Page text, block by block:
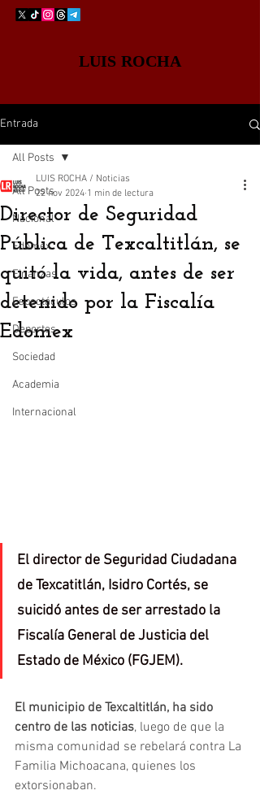
LUIS ROCHA
Entrada
All Posts
Nacional
Edomex
Finanzas
Espectáculos
Deportes
Sociedad
Academia
Internacional
All Posts
Director de Seguridad
Pública de Texcaltitlán, se
quitó la vida, antes de ser
detenido por la Fiscalía
Edomex
LUIS ROCHA / Noticias
22 nov 2024 1 min de lectura
El director de Seguridad Ciudadana
de Texcatitlán, Isidro Cortés, se
suicidó antes de ser arrestado la
Fiscalía General de Justicia del
Estado de México (FGJEM).
El municipio de Texcaltitlán, ha sido
centro de las noticias, luego de que la
misma comunidad se rebelará contra La
Familia Michoacana, quienes los
extorsionaban.